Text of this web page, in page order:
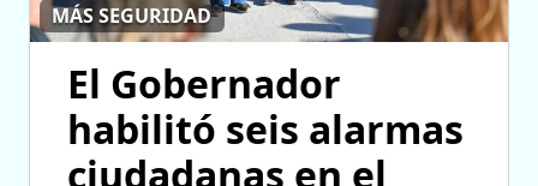
MÁS SEGURIDAD
El Gobernador
habilitó seis alarmas
ciudadanas en el